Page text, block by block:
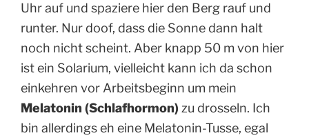
Uhr auf und spaziere hier den Berg rauf und
runter. Nur doof, dass die Sonne dann halt
noch nicht scheint. Aber knapp 50 m von hier
ist ein Solarium, vielleicht kann ich da schon
einkehren vor Arbeitsbeginn um mein
Melatonin (Schlafhormon) zu drosseln. Ich
bin allerdings eh eine Melatonin-Tusse, egal